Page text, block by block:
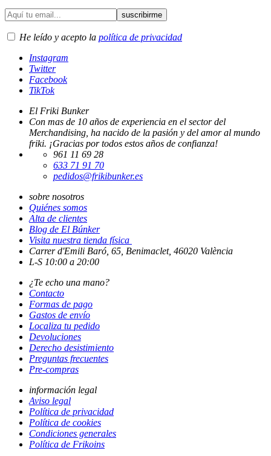
He leído y acepto la política de privacidad
Instagram
Twitter
Facebook
TikTok
El Friki Bunker
Con mas de 10 años de experiencia en el sector del
Merchandising, ha nacido de la pasión y del amor al mundo
friki. ¡Gracias por todos estos años de confianza!
961 11 69 28
633 71 91 70
pedidos@frikibunker.es
sobre nosotros
Quiénes somos
Alta de clientes
Blog de El Búnker
Visita nuestra tienda física
Carrer d'Emili Baró, 65, Benimaclet, 46020 València
L-S 10:00 a 20:00
¿Te echo una mano?
Contacto
Formas de pago
Gastos de envío
Localiza tu pedido
Devoluciones
Derecho desistimiento
Preguntas frecuentes
Pre-compras
información legal
Aviso legal
Política de privacidad
Política de cookies
Condiciones generales
Política de Frikoins